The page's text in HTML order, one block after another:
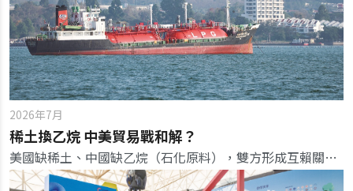
2026年7月
稀土換乙烷 中美貿易戰和解？
美國缺稀土、中國缺乙烷（石化原料），雙方形成互賴關係，反映出現實的利益交換。